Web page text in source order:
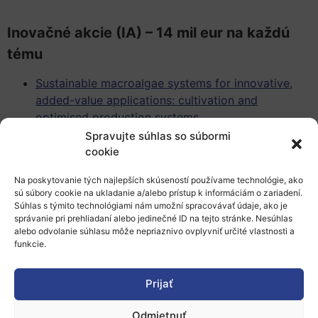
Spravujte súhlas so súbormi
cookie
Na poskytovanie tých najlepších skúseností používame technológie, ako
sú súbory cookie na ukladanie a/alebo prístup k informáciám o zariadení.
Súhlas s týmito technológiami nám umožní spracovávať údaje, ako je
správanie pri prehliadaní alebo jedinečné ID na tejto stránke. Nesúhlas
alebo odvolanie súhlasu môže nepriaznivo ovplyvniť určité vlastnosti a
funkcie.
Prijať
Inovačné akcie (IA) – 14 mil eur na každú
tému
Sustainable macroalgae systems for innovative,
added-value applications: cultivation and
optimised production systems
Safe and Sustainable by Design (SSbD) bio-based
solutions to replace hazardous conventional
Scaling-up nutritional proteins from alternative
sources
Cost-effective and robust continuous biotech bio-
based processes
new market applications